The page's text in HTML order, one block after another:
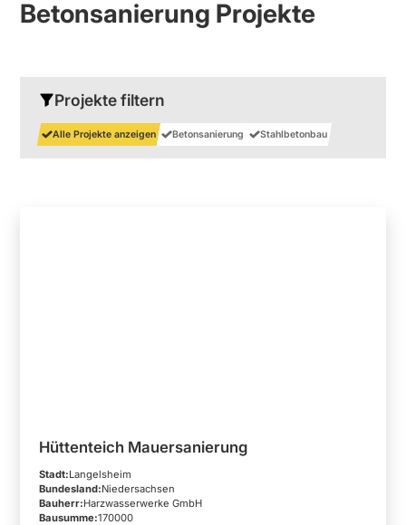
Betonsanierung Projekte
Projekte filtern
Alle Projekte anzeigen Betonsanierung Stahlbetonbau
Hüttenteich Mauersanierung
Stadt:Langelsheim
Bundesland:Niedersachsen
Bauherr:Harzwasserwerke GmbH
Bausumme:170000